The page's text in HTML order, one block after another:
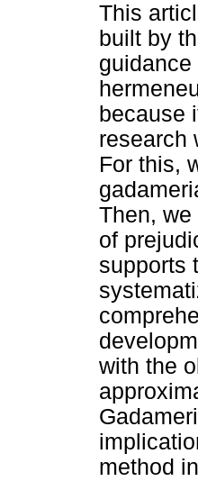
This
built by
guidance
because
research
For this,
Then,
of
supports
with the
method